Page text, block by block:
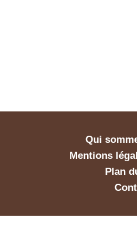
Qui
Mentions
Plan